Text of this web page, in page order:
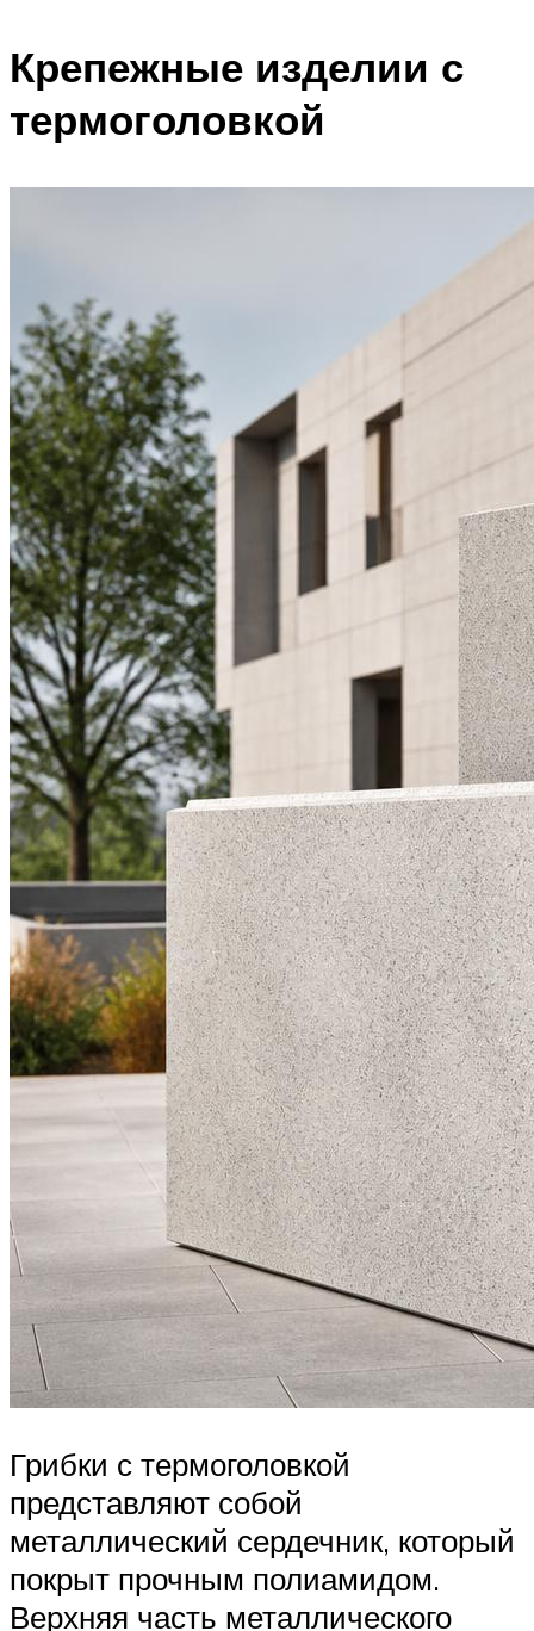
Крепежные изделии с
термоголовкой
Грибки с термоголовкой
представляют собой
металлический сердечник, который
покрыт прочным полиамидом.
Верхняя часть металлического